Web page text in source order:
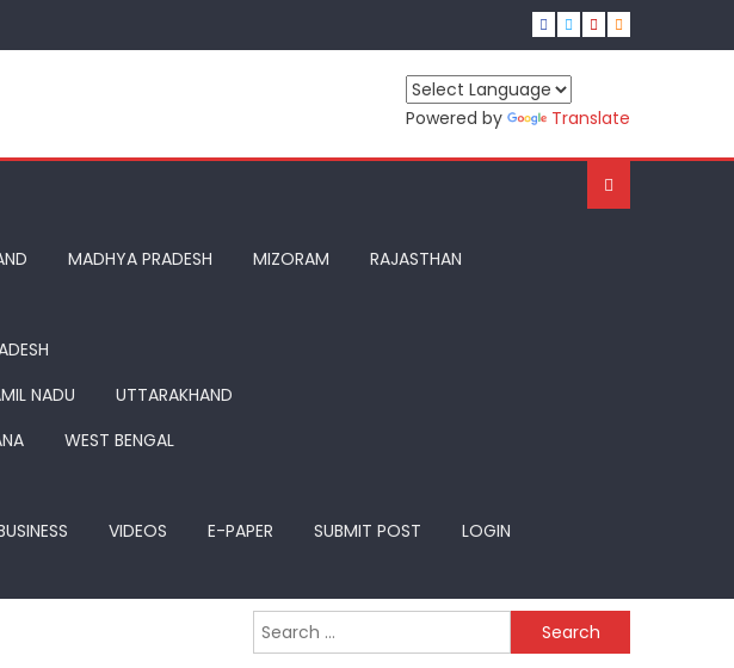
Powered by Translate
MADHYA PRADESH MIZORAM
RAJASTHAN
NADU
UTTARAKHAND
WEST BENGAL
VIDEOS E-PAPER SUBMIT POST
LOGIN
Search
for: